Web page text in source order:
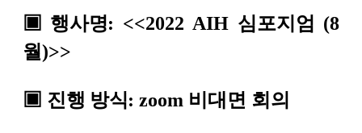
▣ 행사명: <<2022 AIH 심포지엄 (8
월)>>
▣ 진행 방식: zoom 비대면 회의